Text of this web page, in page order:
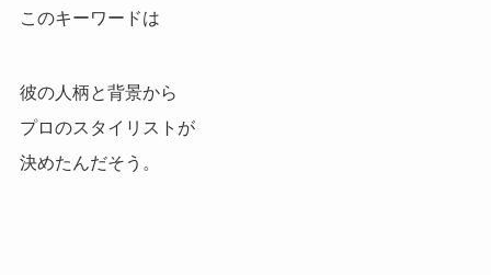
このキーワードは
彼の人柄と背景から
プロのスタイリストが
決めたんだそう。